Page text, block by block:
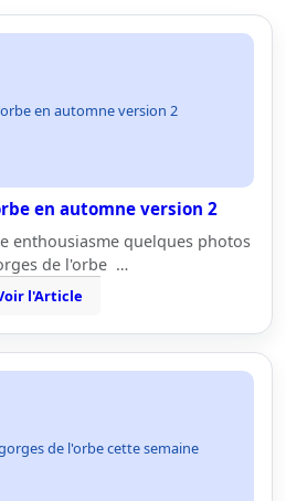
en automne version 2
en automne version 2
enthousiasme quelques photos
de l'orbe …
l'Article
de l'orbe cette semaine